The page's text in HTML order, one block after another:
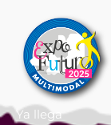
Ya llega